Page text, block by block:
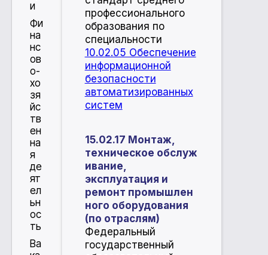
и
Фи
на
нс
ов
о-
хо
зя
йс
тв
ен
на
я
де
ят
ел
ьн
ос
ть
Ва
профессионального
образования по
специальности
10.02.05 Обеспечение
информационной
безопасности
автоматизированных
систем
15.02.17 Монтаж,
техническое обслуж
ивание,
эксплуатация и
ремонт промышлен
ного оборудования
(по отраслям)
​Федеральный
государственный